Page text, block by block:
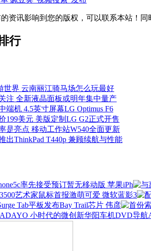
资讯影响到您的版权，可以联系本站！同
行
世界 云南丽江骑马场怎么玩最好
注 全新液晶面板或明年集中量产
端机 4.5英寸屏幕LG Optimus F6
199美元 美版定制LG G2正式开售
是亮点 移动工作站W540全面更新
出ThinkPad T440p 兼顾续航与性能
暂无移动版 苹果iPh
激萌可爱 微软蓝影3
Bay Trail芯片 伟彦
华阳车机DVD导航